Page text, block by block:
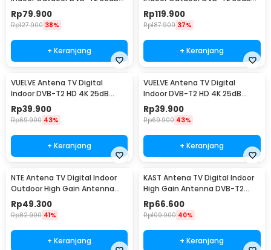
Female Plug - LK860
Rp79.900
Rp127.900 38%
+ Keranjang
Female Plug - LK86
Rp119.900
Rp187.900 37%
+ Keranjang
VUELVE Antena TV Digital
Indoor DVB-T2 HD 4K 25dB
Female Plug - AN-2027
Rp39.900
Rp69.900 43%
+ Keranjang
VUELVE Antena TV Digital
Indoor DVB-T2 HD 4K 25dB
Female Plug - AN-2019
Rp39.900
Rp69.900 43%
+ Keranjang
NTE Antena TV Digital Indoor
Outdoor High Gain Antenna
DVB-T2 36dB - N221
Rp49.300
Rp82.900 41%
+ Keranjang
KAST Antena TV Digital Indoor
High Gain Antenna DVB-T2
25dB - K290
Rp66.600
Rp109.900 40%
+ Keranjang